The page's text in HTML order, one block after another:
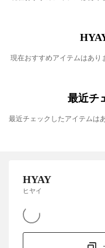
現在おすすめアイテムはあり
最近チ
最近チェックしたアイテムは
HYAY
ヒヤイ